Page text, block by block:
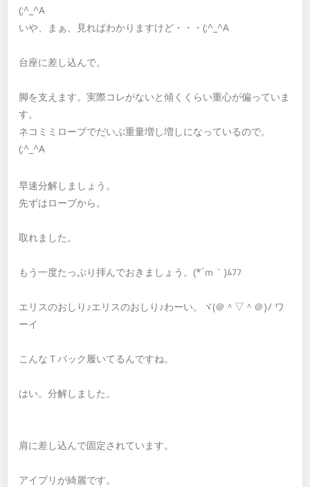
(;^_^A
いや、まぁ、見ればわかりますけど・・・(;^_^A
台座に差し込んで。
脚を支えます。実際コレがないと傾くくらい重心が偏っていま
す。
ネコミミローブでだいぶ重量増し増しになっているので。
(;^_^A
早速分解しましょう。
先ずはローブから。
取れました。
もう一度たっぷり拝んでおきましょう。(*´ｍ｀)ﾑﾌﾌ
エリスのおしり♪エリスのおしり♪わーい。ヾ(＠＾▽＾＠)ﾉ ワ
ーイ
こんなＴバック履いてるんですね。
はい。分解しました。
肩に差し込んで固定されています。
アイプリが綺麗です。